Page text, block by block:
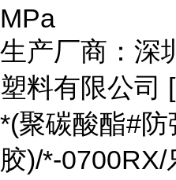
MPa
生产厂商：深
塑料有限公司
*(聚碳酸酯#防
胶)/*-0700RX/